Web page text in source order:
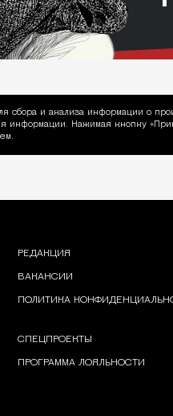
и анализа информации о
информации. Нажимая кнопку
РЕДАКЦИЯ
ВАКАНСИИ
ПОЛИТИКА
СПЕЦПРОЕКТЫ
ПРОГРАММА ЛОЯЛЬНОСТИ